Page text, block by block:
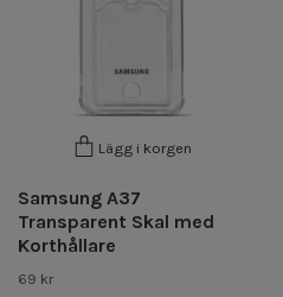
Lägg i korgen
Samsung A37
Transparent Skal med
Korthållare
69 kr